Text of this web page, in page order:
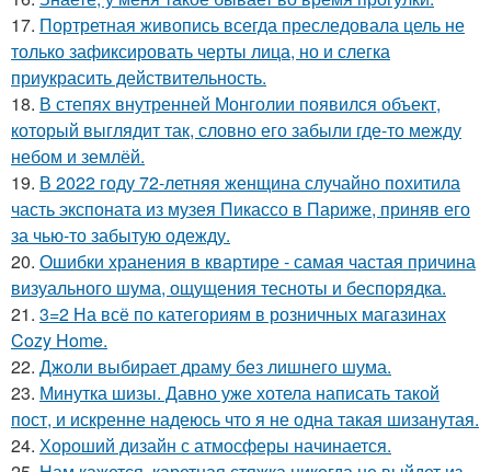
17. Портретная живопись всегда преследовала цель не
только зафиксировать черты лица, но и слегка
приукрасить действительность.
18. В степях внутренней Монголии появился объект,
который выглядит так, словно его забыли где-то между
небом и землёй.
19. В 2022 году 72-летняя женщина случайно похитила
часть экспоната из музея Пикассо в Париже, приняв его
за чью-то забытую одежду.
20. Ошибки хранения в квартире - самая частая причина
визуального шума, ощущения тесноты и беспорядка.
21. 3=2 На всё по категориям в розничных магазинах
Cozy Home.
22. Джоли выбирает драму без лишнего шума.
23. Минутка шизы. Давно уже хотела написать такой
пост, и искренне надеюсь что я не одна такая шизанутая.
24. Хороший дизайн с атмосферы начинается.